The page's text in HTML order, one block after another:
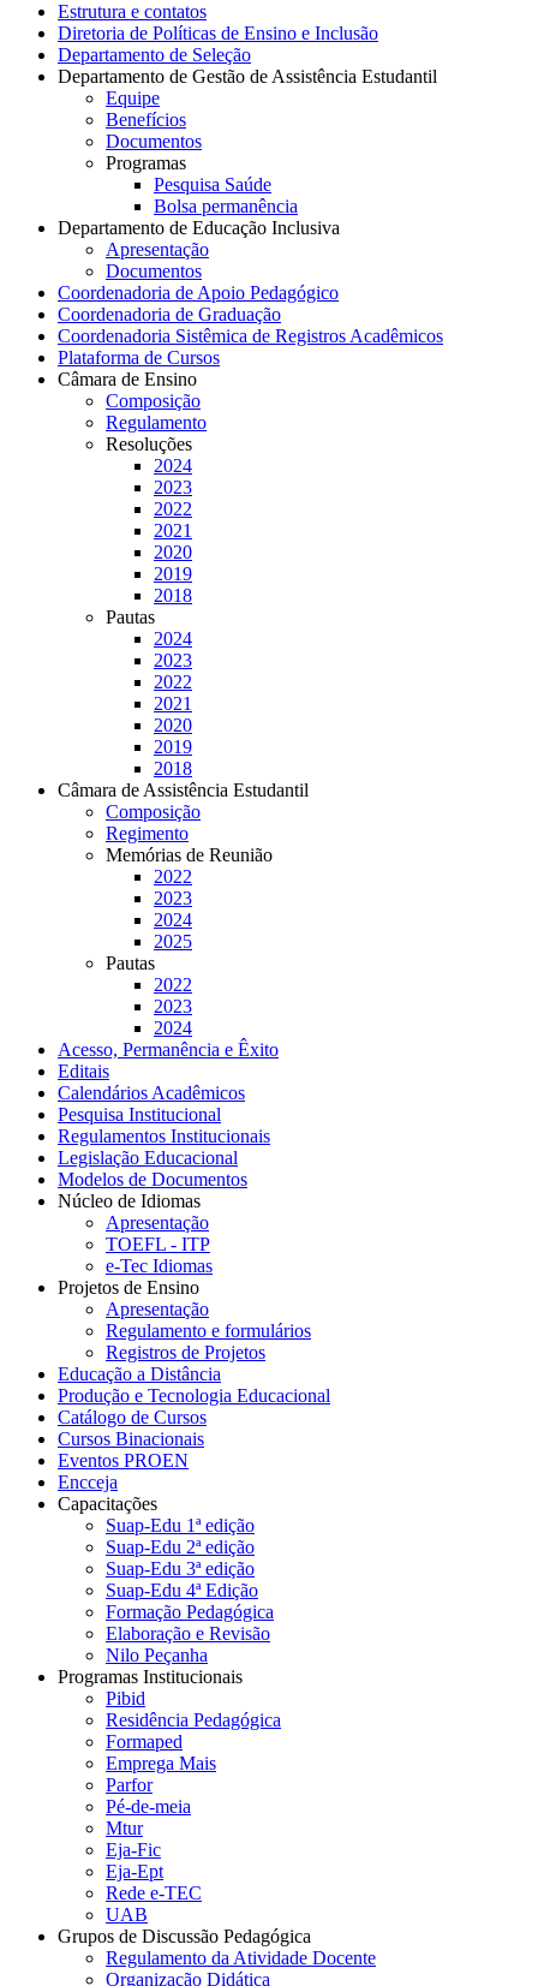
Estrutura e contatos
Diretoria de Políticas de Ensino e Inclusão
Departamento de Seleção
Departamento de Gestão de Assistência Estudantil
Equipe
Benefícios
Documentos
Programas
Pesquisa Saúde
Bolsa permanência
Departamento de Educação Inclusiva
Apresentação
Documentos
Coordenadoria de Apoio Pedagógico
Coordenadoria de Graduação
Coordenadoria Sistêmica de Registros Acadêmicos
Plataforma de Cursos
Câmara de Ensino
Composição
Regulamento
Resoluções
2024
2023
2022
2021
2020
2019
2018
Pautas
2024
2023
2022
2021
2020
2019
2018
Câmara de Assistência Estudantil
Composição
Regimento
Memórias de Reunião
2022
2023
2024
2025
Pautas
2022
2023
2024
Acesso, Permanência e Êxito
Editais
Calendários Acadêmicos
Pesquisa Institucional
Regulamentos Institucionais
Legislação Educacional
Modelos de Documentos
Núcleo de Idiomas
Apresentação
TOEFL - ITP
e-Tec Idiomas
Projetos de Ensino
Apresentação
Regulamento e formulários
Registros de Projetos
Educação a Distância
Produção e Tecnologia Educacional
Catálogo de Cursos
Cursos Binacionais
Eventos PROEN
Encceja
Capacitações
Suap-Edu 1ª edição
Suap-Edu 2ª edição
Suap-Edu 3ª edição
Suap-Edu 4ª Edição
Formação Pedagógica
Elaboração e Revisão
Nilo Peçanha
Programas Institucionais
Pibid
Residência Pedagógica
Formaped
Emprega Mais
Parfor
Pé-de-meia
Mtur
Eja-Fic
Eja-Ept
Rede e-TEC
UAB
Grupos de Discussão Pedagógica
Regulamento da Atividade Docente
Organização Didática